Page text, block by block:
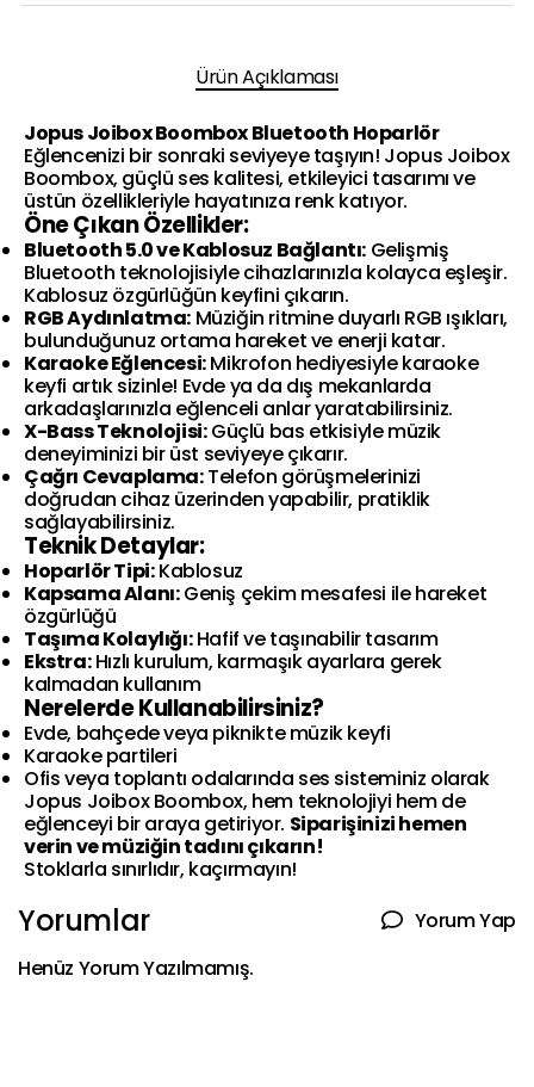
Ürün Açıklaması
Jopus Joibox Boombox Bluetooth Hoparlör
Eğlencenizi bir sonraki seviyeye taşıyın! Jopus Joibox
Boombox, güçlü ses kalitesi, etkileyici tasarımı ve
üstün özellikleriyle hayatınıza renk katıyor.
Öne Çıkan Özellikler:
Bluetooth 5.0 ve Kablosuz Bağlantı: Gelişmiş
Bluetooth teknolojisiyle cihazlarınızla kolayca eşleşir.
Kablosuz özgürlüğün keyfini çıkarın.
RGB Aydınlatma: Müziğin ritmine duyarlı RGB ışıkları,
bulunduğunuz ortama hareket ve enerji katar.
Karaoke Eğlencesi:Mikrofon hediyesiyle karaoke
keyfi artık sizinle! Evde ya da dış mekanlarda
arkadaşlarınızla eğlenceli anlar yaratabilirsiniz.
X-Bass Teknolojisi:Güçlü bas etkisiyle müzik
deneyiminizi bir üst seviyeye çıkarır.
Çağrı Cevaplama:Telefon görüşmelerinizi
doğrudan cihaz üzerinden yapabilir, pratiklik
sağlayabilirsiniz.
Teknik Detaylar:
Hoparlör Tipi:Kablosuz
Kapsama Alanı:Geniş çekim mesafesi ile hareket
özgürlüğü
Taşıma Kolaylığı:Hafif ve taşınabilir tasarım
Ekstra:Hızlı kurulum, karmaşık ayarlara gerek
kalmadan kullanım
Nerelerde Kullanabilirsiniz?
Evde, bahçede veya piknikte müzik keyfi
Karaoke partileri
Ofis veya toplantı odalarında ses sisteminiz olarak
Jopus Joibox Boombox, hem teknolojiyi hem de
eğlenceyi bir araya getiriyor. Siparişinizi hemen
verin ve müziğin tadını çıkarın!
Stoklarla sınırlıdır, kaçırmayın!
Yorumlar
Yorum Yap
Henüz Yorum Yazılmamış.